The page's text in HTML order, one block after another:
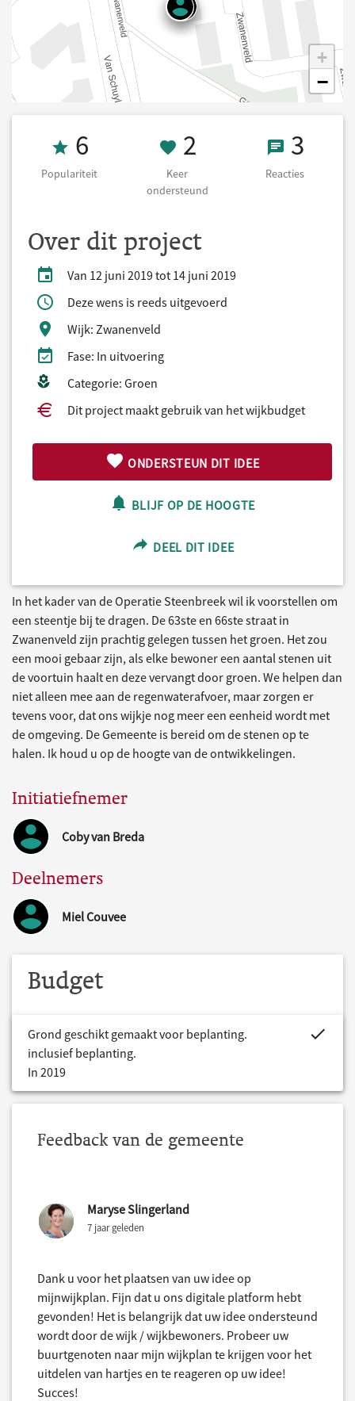
+
−
Populariteit 6
6
Populariteit
2 Keer
2
Keer
ondersteund
3 3
Reacties
Over dit project
Van 12 juni 2019 tot 14 juni 2019
Deze wens is reeds uitgevoerd
Wijk: Zwanenveld
Fase: In uitvoering
Categorie: Groen
Dit project maakt gebruik van het wijkbudget
ONDERSTEUN DIT IDEE
BLIJF OP DE HOOGTE
DEEL DIT IDEE
In het kader van de Operatie Steenbreek wil ik voorstellen om
een steentje bij te dragen. De 63ste en 66ste straat in
Zwanenveld zijn prachtig gelegen tussen het groen. Het zou
een mooi gebaar zijn, als elke bewoner een aantal stenen uit
de voortuin haalt en deze vervangt door groen. We helpen dan
niet alleen mee aan de regenwaterafvoer, maar zorgen er
tevens voor, dat ons wijkje nog meer een eenheid wordt met
de omgeving. De Gemeente is bereid om de stenen op te
halen. Ik houd u op de hoogte van de ontwikkelingen.
Initiatiefnemer
Coby van Breda
Deelnemers
Miel Couvee
Budget
Grond geschikt gemaakt voor beplanting.
inclusief beplanting.
In 2019
Feedback van de gemeente
Maryse Slingerland
7 jaar geleden
Dank u voor het plaatsen van uw idee op
mijnwijkplan. Fijn dat u ons digitale platform hebt
gevonden! Het is belangrijk dat uw idee ondersteund
wordt door de wijk / wijkbewoners. Probeer uw
buurtgenoten naar mijn wijkplan te krijgen voor het
uitdelen van hartjes en te reageren op uw idee!
Succes!